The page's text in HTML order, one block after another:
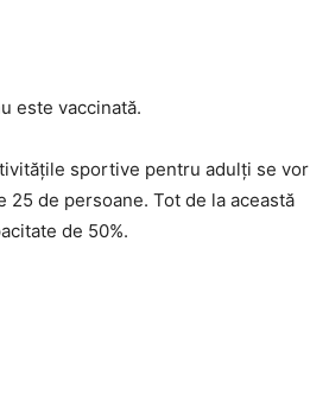
este vaccinată.
sportive pentru adulți se vor
25 de persoane. Tot de la această
de 50%.